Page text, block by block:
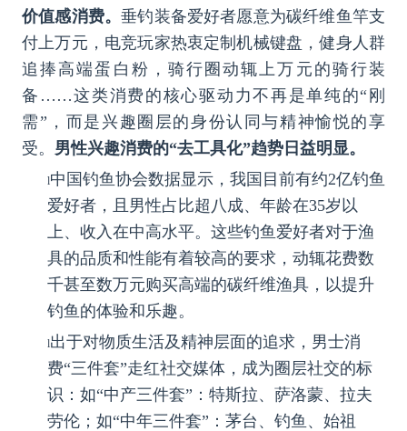
价值感消费。垂钓装备爱好者愿意为碳纤维鱼竿支
付上万元，电竞玩家热衷定制机械键盘，健身人群
追捧高端蛋白粉，骑行圈动辄上万元的骑行装
备……这类消费的核心驱动力不再是单纯的“刚
需”，而是兴趣圈层的身份认同与精神愉悦的享
受。 男性兴趣消费的“去工具化”趋势日益明显。
l中国钓鱼协会数据显示，我国目前有约2亿钓鱼
爱好者，且男性占比超八成、年龄在35岁以
上、收入在中高水平。这些钓鱼爱好者对于渔
具的品质和性能有着较高的要求，动辄花费数
千甚至数万元购买高端的碳纤维渔具，以提升
钓鱼的体验和乐趣。
l出于对物质生活及精神层面的追求，男士消
费“三件套”走红社交媒体，成为圈层社交的标
识：如“中产三件套”：特斯拉、萨洛蒙、拉夫
劳伦；如“中年三件套”：茅台、钓鱼、始祖